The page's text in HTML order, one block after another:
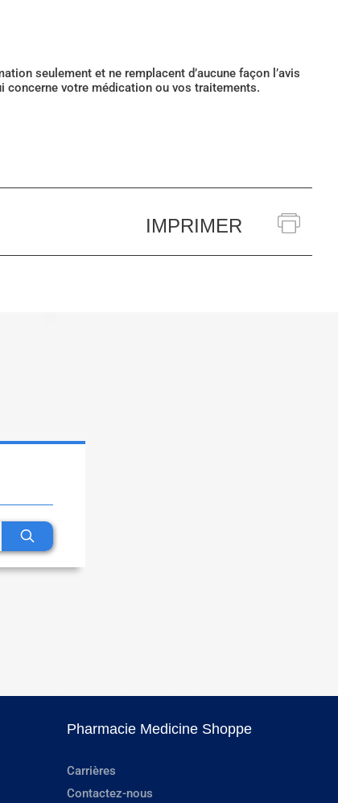
seulement et ne remplacent d’aucune façon l’avis
concerne votre médication ou vos traitements.
IMPRIMER
Pharmacie Medicine Shoppe
Carrières
Contactez-nous